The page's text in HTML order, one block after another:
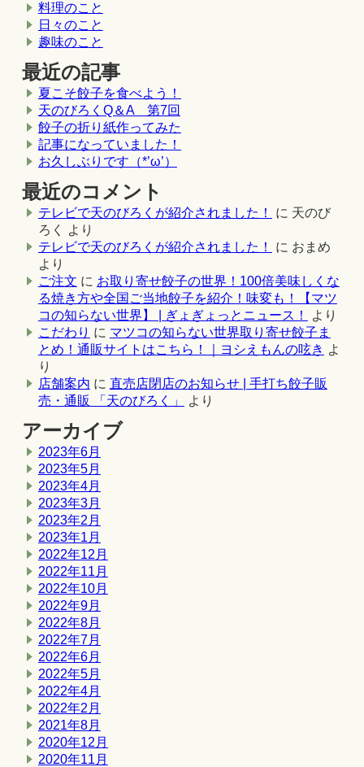
料理のこと
日々のこと
趣味のこと
最近の記事
夏こそ餃子を食べよう！
天のびろくQ＆A 第7回
餃子の折り紙作ってみた
記事になっていました！
お久しぶりです（*’ω’）
最近のコメント
テレビで天のびろくが紹介されました！ に 天のび
ろく
より
テレビで天のびろくが紹介されました！
に おまめ
より
ご注文 に お取り寄せ餃子の世界！100倍美味しくな
る焼き方や全国ご当地餃子を紹介！味変も！【マツ
コの知らない世界】 | ぎょぎょっとニュース！
より
こだわり に マツコの知らない世界取り寄せ餃子ま
とめ！通販サイトはこちら！｜ヨシえもんの呟き よ
り
店舗案内 に 直売店閉店のお知らせ | 手打ち餃子販
売・通販 「天のびろく」
より
アーカイブ
2023年6月
2023年5月
2023年4月
2023年3月
2023年2月
2023年1月
2022年12月
2022年11月
2022年10月
2022年9月
2022年8月
2022年7月
2022年6月
2022年5月
2022年4月
2022年2月
2021年8月
2020年12月
2020年11月